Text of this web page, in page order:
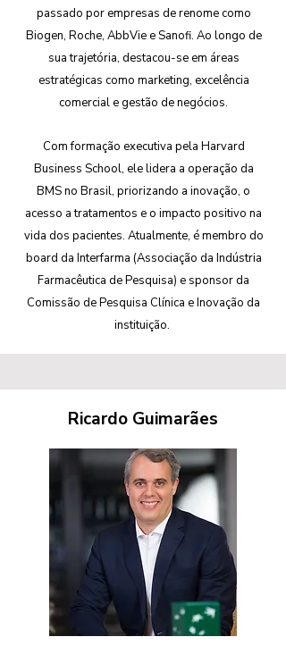
passado por empresas de renome como
Biogen, Roche, AbbVie e Sanofi. Ao longo de
sua trajetória, destacou-se em áreas
estratégicas como marketing, excelência
comercial e gestão de negócios.
Com formação executiva pela Harvard
Business School, ele lidera a operação da
BMS no Brasil, priorizando a inovação, o
acesso a tratamentos e o impacto positivo na
vida dos pacientes. Atualmente, é membro do
board da Interfarma (Associação da Indústria
Farmacêutica de Pesquisa) e sponsor da
Comissão de Pesquisa Clínica e Inovação da
instituição.
Ricardo Guimarães